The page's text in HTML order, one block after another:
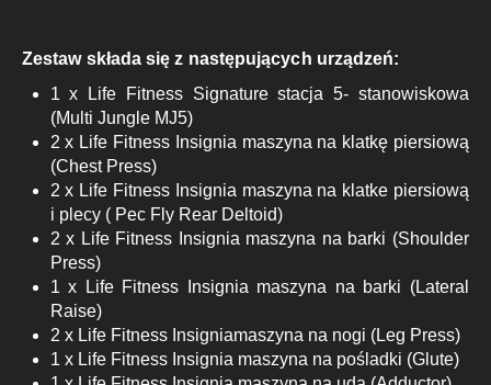
Zestaw składa się z następujących urządzeń:
1 x Life Fitness Signature stacja 5- stanowiskowa
(Multi Jungle MJ5)
2 x Life Fitness Insignia maszyna na klatkę piersiową
(Chest Press)
2 x Life Fitness Insignia maszyna na klatke piersiową
i plecy ( Pec Fly Rear Deltoid)
2 x Life Fitness Insignia maszyna na barki (Shoulder
Press)
1 x Life Fitness Insignia maszyna na barki (Lateral
Raise)
2 x Life Fitness Insigniamaszyna na nogi (Leg Press)
1 x Life Fitness Insignia maszyna na pośladki (Glute)